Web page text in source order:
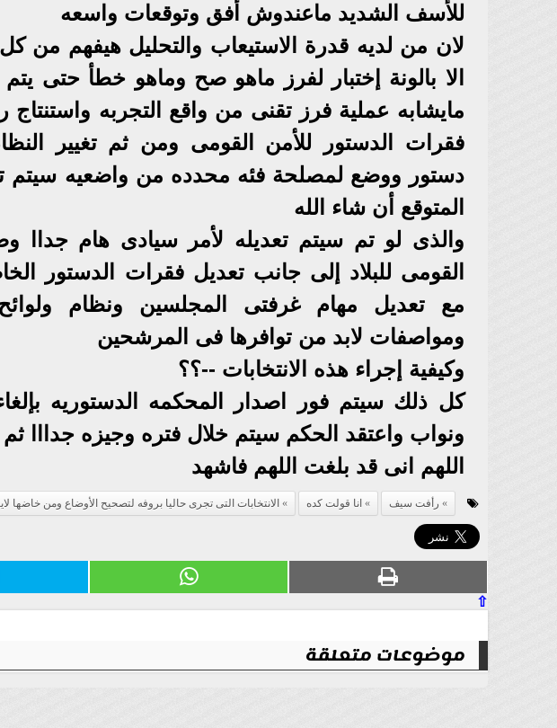
للأسف الشديد ماعندوش أفق وتوقعات واسعه
لان من لديه قدرة الاستيعاب والتحليل هيفهم من
الا بالونة إختبار لفرز ماهو صح وماهو خطأ حتى
مايشابه عملية فرز تقنى من واقع التجربه
فقرات الدستور للأمن القومى ومن ثم تغيير
دستور ووضع لمصلحة فئه محدده من واضعيه سيتم
المتوقع أن شاء الله
والذى لو تم سيتم تعديله لأمر سيادى هام جداا
القومى للبلاد إلى جانب تعديل فقرات الدستور
مع تعديل مهام غرفتى المجلسين ونظام
ومواصفات لابد من توافرها فى المرشحين
وكيفية إجراء هذه الانتخابات --؟؟
كل ذلك سيتم فور اصدار المحكمه الدستوريه
ونواب واعتقد الحكم سيتم خلال فتره وجيزه جدااا
اللهم انى قد بلغت اللهم فاشهد
رأفت سيف انا قولت كده الانتخابات التى تجرى حاليا بروفه لتصحيح الأوضاع ومن خاضها
⇧
موضوعات متعلقة